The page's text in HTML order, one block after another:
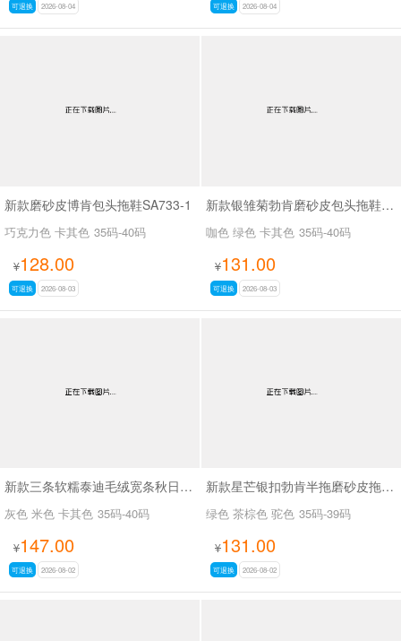
可退换 2026-08-04 可退换 2026-08-04
新款磨砂皮博肯包头拖鞋SA733-1
巧克力色 卡其色 35码-40码
¥128.00
可退换 2026-08-03
新款银雏菊勃肯磨砂皮包头拖鞋SA27108
咖色 绿色 卡其色 35码-40码
¥131.00
可退换 2026-08-03
新款三条软糯泰迪毛绒宽条秋日奶绒物语拖鞋SA10988-3
灰色 米色 卡其色 35码-40码
¥147.00
可退换 2026-08-02
新款星芒银扣勃肯半拖磨砂皮拖鞋SA27109
绿色 茶棕色 驼色 35码-39码
¥131.00
可退换 2026-08-02